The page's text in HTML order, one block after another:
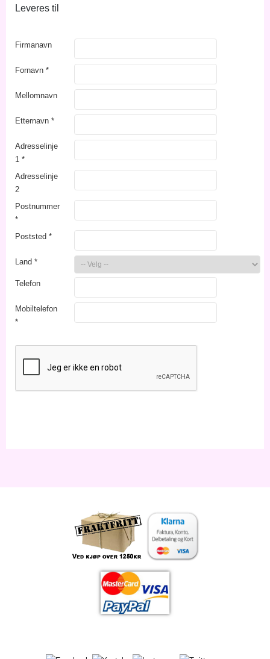
Leveres til
Firmanavn
Fornavn *
Mellomnavn
Etternavn *
Adresselinje
1 *
Adresselinje
2
Postnummer
*
Poststed *
Land *
Telefon
Mobiltelefon
*